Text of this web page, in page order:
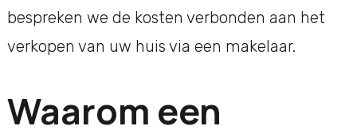
bespreken we de kosten verbonden aan het
verkopen van uw huis via een makelaar.
Waarom een